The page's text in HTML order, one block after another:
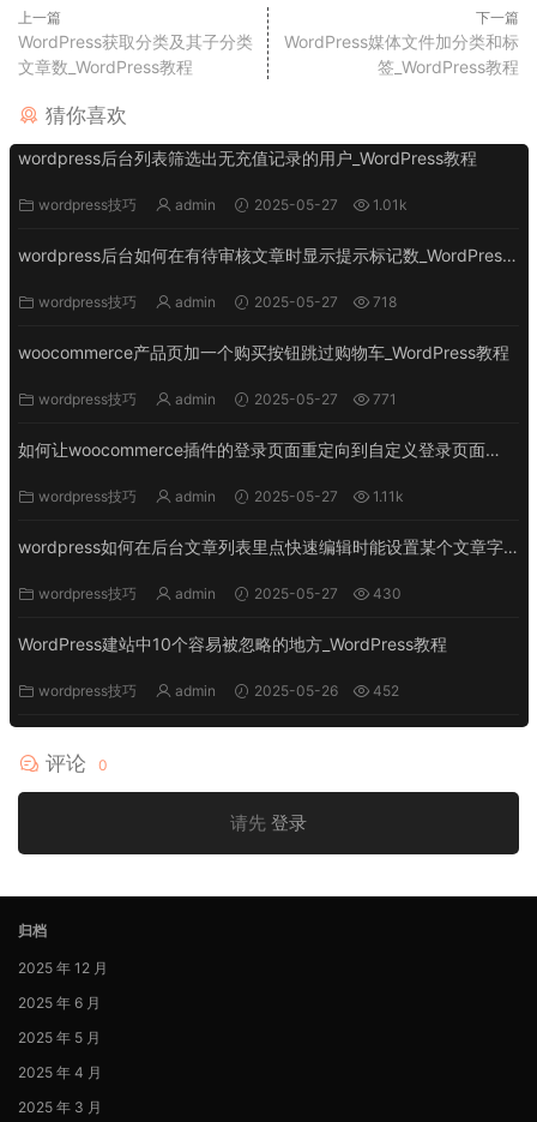
上一篇
WordPress获取分类及其子分类
文章数_WordPress教程
下一篇
WordPress媒体文件加分类和标
签_WordPress教程
猜你喜欢
wordpress后台列表筛选出无充值记录的用户_WordPress教程
wordpress技巧 admin 2025-05-27 1.01k
wordpress后台如何在有待审核文章时显示提示标记数_WordPress
wordpress技巧 admin 2025-05-27 718
woocommerce产品页加一个购买按钮跳过购物车_WordPress教程
wordpress技巧 admin 2025-05-27 771
如何让woocommerce插件的登录页面重定向到自定义登录页面
wordpress技巧 admin 2025-05-27 1.11k
wordpress如何在后台文章列表里点快速编辑时能设置某个文章字
wordpress技巧 admin 2025-05-27 430
WordPress建站中10个容易被忽略的地方_WordPress教程
wordpress技巧 admin 2025-05-26 452
评论 0
请先 登录
归档
2025 年 12 月
2025 年 6 月
2025 年 5 月
2025 年 4 月
2025 年 3 月